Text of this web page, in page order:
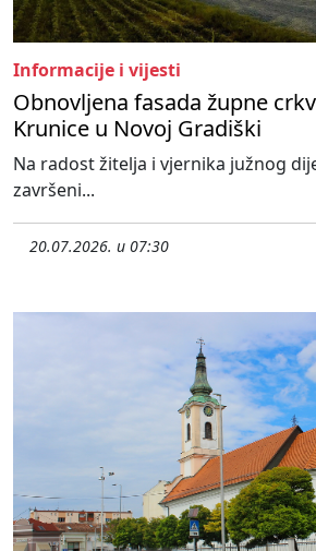
Informacije i vijesti
Obnovljena fasada župne
Krunice u Novoj Gradiški
Na radost žitelja i vjernika južnog
završeni...
20.07.2026. u 07:30